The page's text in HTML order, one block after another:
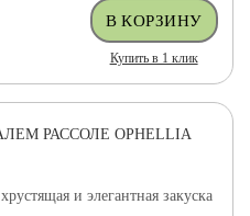
Купить в 1 клик
РАССОЛЕ OPHELLIA
и элегантная закуска